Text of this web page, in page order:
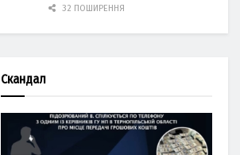
32 ПОШИРЕННЯ
Скандал